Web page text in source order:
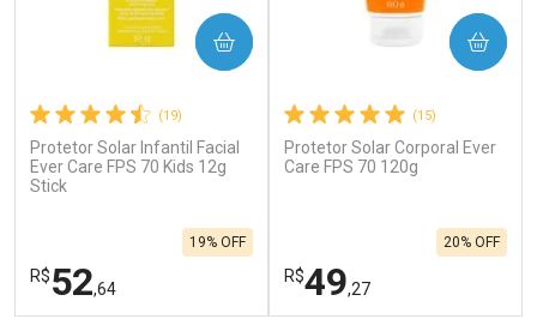
(19)
Protetor Solar Infantil Facial
Ever Care FPS 70 Kids 12g
Stick
R$52,64
19% OFF
COMPRAR
(15)
Protetor Solar Corporal Ever
Care FPS 70 120g
R$49,27
20% OFF
COMPRAR